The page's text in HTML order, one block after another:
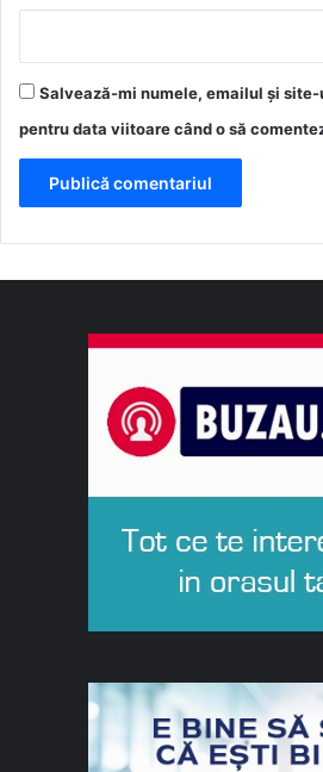
Salvează-mi numele, emailul și
pentru data viitoare când o să